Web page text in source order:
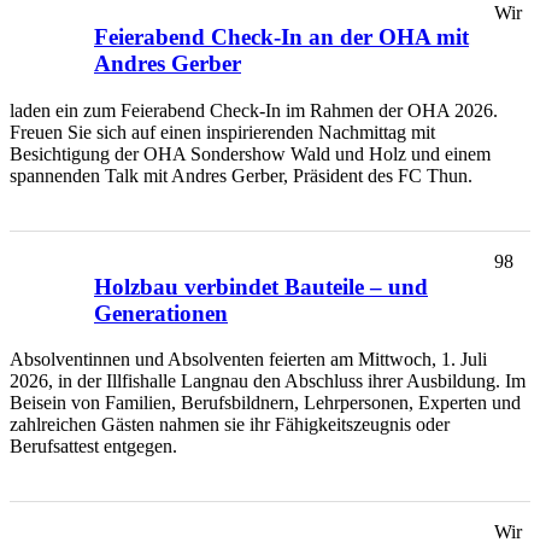
Feierabend Check-In an der OHA mit
Andres Gerber
Wir
laden ein zum Feierabend Check-In im Rahmen der OHA 2026.
Freuen Sie sich auf einen inspirierenden Nachmittag mit
Besichtigung der OHA Sondershow Wald und Holz und einem
spannenden Talk mit Andres Gerber, Präsident des FC Thun.
Holzbau verbindet Bauteile – und
Generationen
98
Absolventinnen und Absolventen feierten am Mittwoch, 1. Juli
2026, in der Illfishalle Langnau den Abschluss ihrer Ausbildung. Im
Beisein von Familien, Berufsbildnern, Lehrpersonen, Experten und
zahlreichen Gästen nahmen sie ihr Fähigkeitszeugnis oder
Berufsattest entgegen.
Wir